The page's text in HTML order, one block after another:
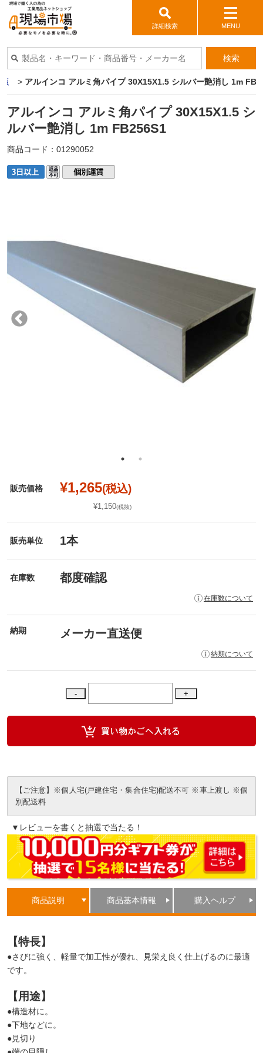
詳細検索 MENU
検索
> アルインコ アルミ角パイプ 30X15X1.5 シルバー艶消し 1m
アルインコ アルミ角パイプ 30X15X1.5 シ
ルバー艶消し 1m FB256S1
商品コード： 01290052
販売価格 ¥1,265(税込)
¥1,150(税抜)
販売単位 1本
在庫数 都度確認
在庫数について
納期 メーカー直送便
納期について
【ご注意】※個人宅(戸建住宅・集合住宅)配送不可 ※車上渡し ※個
別配送料
▼レビューを書くと抽選で当たる！
商品説明 商品基本情報 購入ヘルプ
【特長】
●さびに強く、軽量で加工性が優れ、見栄え良く仕上げるのに最適
です。
【用途】
●構造材に。
●下地などに。
●見切り